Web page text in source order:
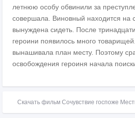
летнюю особу обвинили за
совершала. Виновный находится на
вынуждена сидеть. После
героини появилось много
вынашивала план месту. Поэтому
освобождения героиня начала
Скачать фильм Сочувствие госпоже